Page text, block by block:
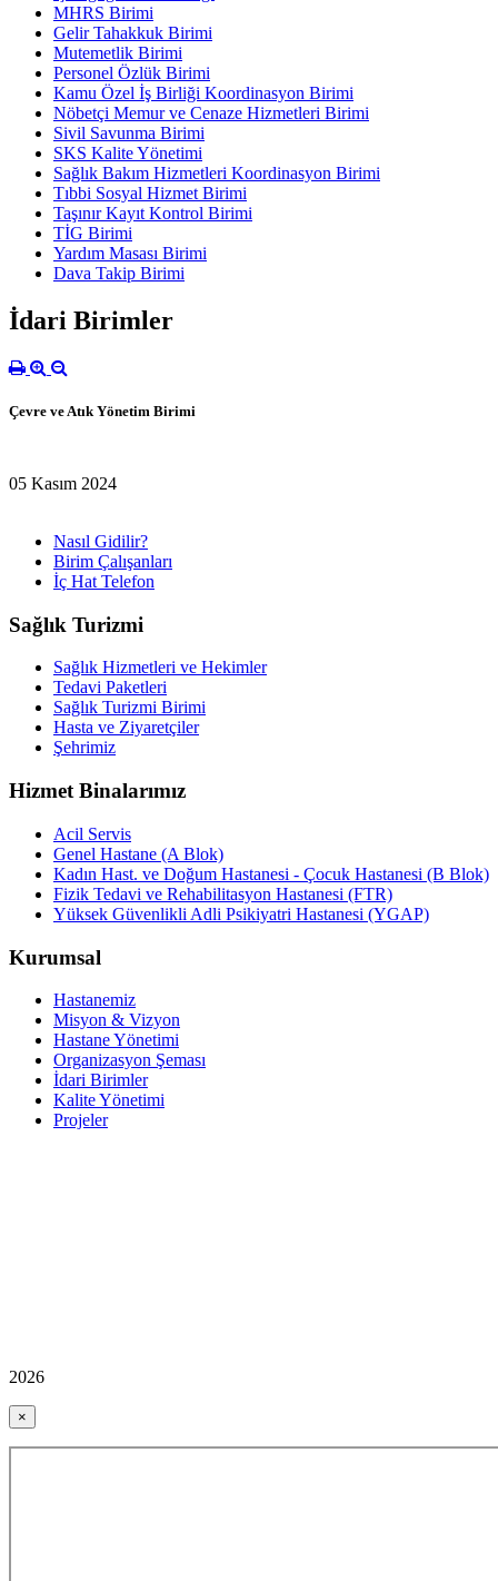
MHRS Birimi
Gelir Tahakkuk Birimi
Mutemetlik Birimi
Personel Özlük Birimi
Kamu Özel İş Birliği Koordinasyon Birimi
Nöbetçi Memur ve Cenaze Hizmetleri Birimi
Sivil Savunma Birimi
SKS Kalite Yönetimi
Sağlık Bakım Hizmetleri Koordinasyon Birimi
Tıbbi Sosyal Hizmet Birimi
Taşınır Kayıt Kontrol Birimi
TİG Birimi
Yardım Masası Birimi
Dava Takip Birimi
İdari Birimler
Çevre ve Atık Yönetim Birimi
05 Kasım 2024
Nasıl Gidilir?
Birim Çalışanları
İç Hat Telefon
Sağlık Turizmi
Sağlık Hizmetleri ve Hekimler
Tedavi Paketleri
Sağlık Turizmi Birimi
Hasta ve Ziyaretçiler
Şehrimiz
Hizmet Binalarımız
Acil Servis
Genel Hastane (A Blok)
Kadın Hast. ve Doğum Hastanesi - Çocuk Hastanesi (B Blok)
Fizik Tedavi ve Rehabilitasyon Hastanesi (FTR)
Yüksek Güvenlikli Adli Psikiyatri Hastanesi (YGAP)
Kurumsal
Hastanemiz
Misyon & Vizyon
Hastane Yönetimi
Organizasyon Şeması
İdari Birimler
Kalite Yönetimi
Projeler
2026
×